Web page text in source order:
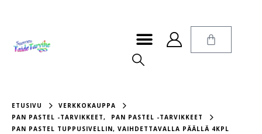
ETUSIVU
VERKKOKAUPPA
PAN PASTEL -TARVIKKEET,
PAN PASTEL -TARVIKKEET
PAN PASTEL TUPPUSIVELLIN, VAIHDETTAVALLA PÄÄLLÄ 4KPL